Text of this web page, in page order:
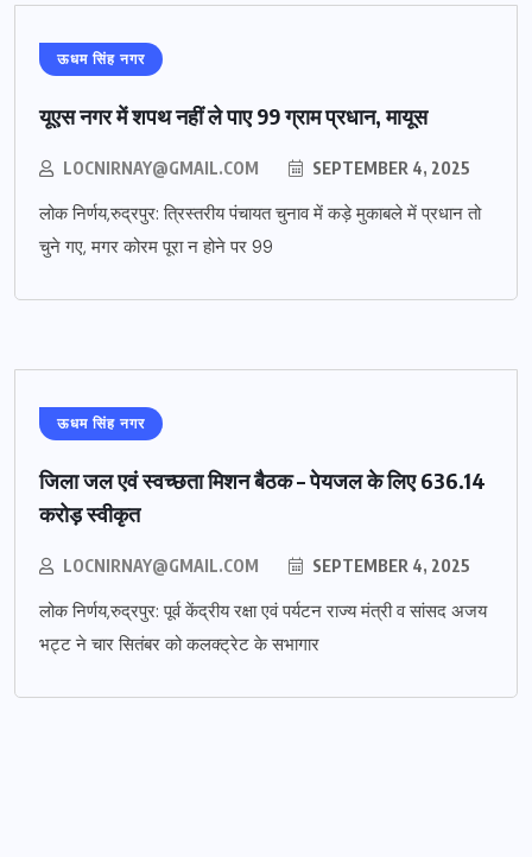
ऊधम सिंह नगर
यूएस नगर में शपथ नहीं ले पाए 99 ग्राम प्रधान, मायूस
LOCNIRNAY@GMAIL.COM SEPTEMBER 4, 2025
लोक निर्णय,रुद्रपुर: त्रिस्तरीय पंचायत चुनाव में कड़े मुकाबले में प्रधान तो
चुने गए, मगर कोरम पूरा न होने पर 99
ऊधम सिंह नगर
जिला जल एवं स्वच्छता मिशन बैठक – पेयजल के लिए 636.14
करोड़ स्वीकृत
LOCNIRNAY@GMAIL.COM SEPTEMBER 4, 2025
लोक निर्णय,रुद्रपुर: पूर्व केंद्रीय रक्षा एवं पर्यटन राज्य मंत्री व सांसद अजय
भट्ट ने चार सितंबर को कलक्ट्रेट के सभागार